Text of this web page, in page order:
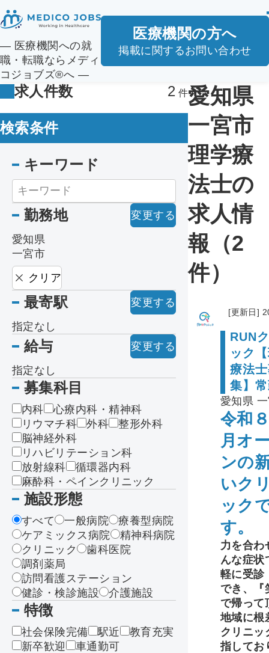
― 医療機関への就
職・転職ならメディ
コジョブズ®へ ―
医療機関の方へ
掲載に関するお問い合わせ
求人件数 2
検索条件
キーワード
勤務地
変更する
愛知県
一宮市
クリア
最寄駅
変更する
指定なし
給与
変更する
指定なし
募集科目
内科
心療内科・精神科
リウマチ科
外科
整形外科
脳神経外科
リハビリテーション科
放射線科
循環器内科
麻酔科・ペインクリニック
施設形態
すべて 一般病院
療養型病院
ケアミックス病院
精神科病院
クリニック
歯科医院
調剤薬局
訪問看護ステーション
健診・検診施設
介護施設
特徴
社会保険完備 駅近
教育充実
新卒歓迎
車通勤可
愛知県
一宮市
理学療
法士の
求人情
報（2
件）
[更新日]
RUN
ック
療法
集】
愛知県
令和
月オ
ンの
いク
ック
す。
力を合わ
んな症状
軽に受診
でき、『
で帰って
地域に根
クリニッ
指してお